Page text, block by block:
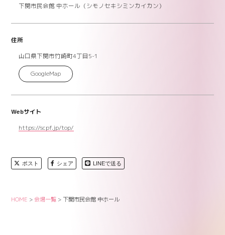
下関市民会館 中ホール（シモノセキシミンカイカン）
住所
山口県下関市竹崎町4丁目5-1
GoogleMap
Webサイト
https://scpf.jp/top/
ポスト シェア LINEで送る
HOME >会場一覧 > 下関市民会館 中ホール